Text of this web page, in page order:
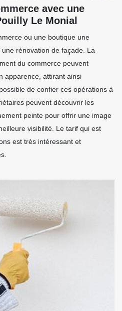
avec une
Le Monial
ou une boutique une
rénovation de façade. La
du commerce peuvent
apparence, attirant ainsi
de confier ces opérations à
peuvent découvrir les
peinte pour offrir une image
visibilité. Le tarif qui est
est très intéressant et